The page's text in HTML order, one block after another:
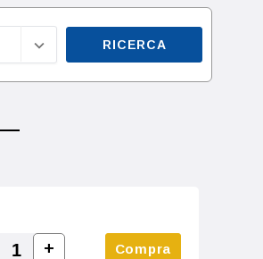
RICERCA
+ Compra